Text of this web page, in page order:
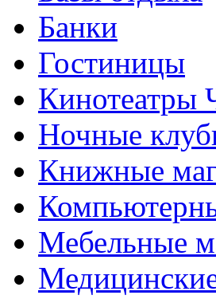
Банки
Гостиницы
Кинотеатры
Ночные
Книжные
Мебельные